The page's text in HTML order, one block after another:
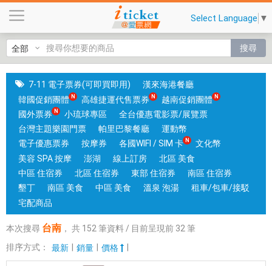
|
國
旅
卡
門
市
可
核
銷
；
銷
各
國
體
Select Language ▼
搜尋
7-11 電子票券(可即買即用)
漢來海港餐廳
韓國促銷團體
高雄捷運代售票券
越南促銷團體
國外票券
小琉球專區
全台優惠電影票/展覽票
台灣主題樂園門票
帕里巴黎餐廳
運動幣
電子優惠票券
按摩券 各國WIFI / SIM 卡
文化幣
美容 SPA 按摩
澎湖 線上訂房
北區 美食
中區 住宿券
北區 住宿券 東部 住宿券
南區 住宿券
墾丁
南區 美食 中區 美食 溫泉 泡湯
租車/包車/接駁
宅配商品
本次搜尋 台南 ， 共 152 筆資料 / 目前呈現前 32 筆
排序方式：
最新 銷量 價格